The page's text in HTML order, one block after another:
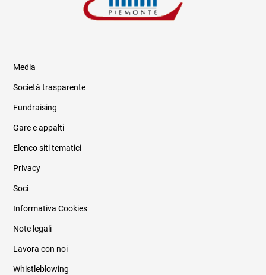
Informazioni legali e trasparenza
Media
Società trasparente
Fundraising
Gare e appalti
Elenco siti tematici
Privacy
Soci
Informativa Cookies
Note legali
Lavora con noi
Whistleblowing